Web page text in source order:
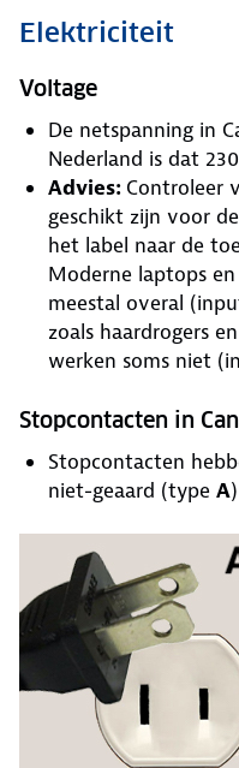
Elektriciteit
Voltage
De netspanning in
Nederland is dat
Advies: Controleer
geschikt zijn voor
het label naar de
Moderne laptops
meestal overal
zoals haardrogers
werken soms niet
Stopcontacten in
Stopcontacten
niet-geaard (type A